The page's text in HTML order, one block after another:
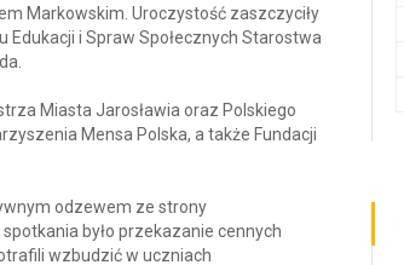
Markowskim. Uroczystość zaszczyciły
Edukacji i Spraw Społecznych Starostwa
Miasta Jarosławia oraz Polskiego
Mensa Polska, a także Fundacji
odzewem ze strony
było przekazanie cennych
wzbudzić w uczniach